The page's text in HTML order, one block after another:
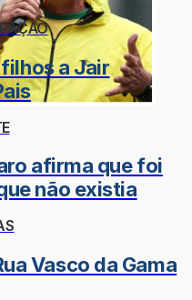
a Jair
afirma que foi
não existia
Vasco da Gama